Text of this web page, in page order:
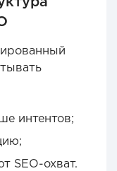
интентов;
SEO-охват.